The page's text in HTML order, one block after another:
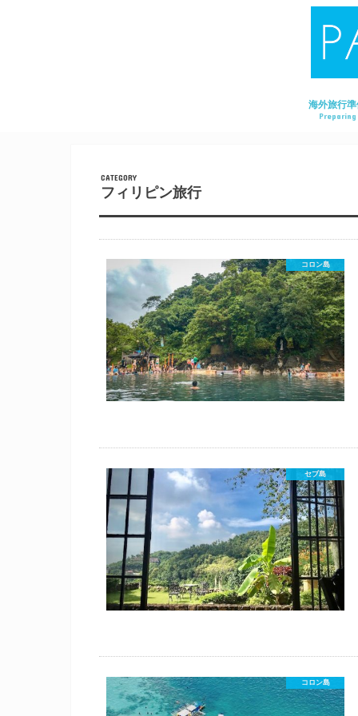
海外旅行
Preparing
フィリピン旅行
コロン島
セブ島
コロン島